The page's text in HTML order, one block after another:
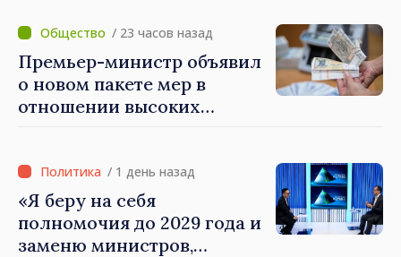
экономики: премьер-
министр Василе Тофан
посетил Агентство
электронного управления
/ 23 часов назад
Премьер-министр объявил
о новом пакете мер в
отношении высоких
/ 1 день назад
«Я беру на себя
полномочия до 2029 года и
заменю министров,